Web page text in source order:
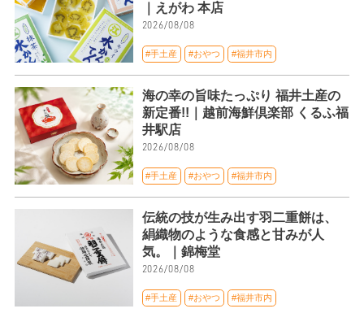
｜えがわ 本店
2026/08/08
#手土産 #おやつ #福井市内
海の幸の旨味たっぷり 福井土産の
新定番!!｜越前海鮮倶楽部 くるふ福
井駅店
2026/08/08
#手土産 #おやつ #福井市内
伝統の技が生み出す羽二重餅は、
絹織物のような食感と甘みが人
気。｜錦梅堂
2026/08/08
#手土産 #おやつ #福井市内